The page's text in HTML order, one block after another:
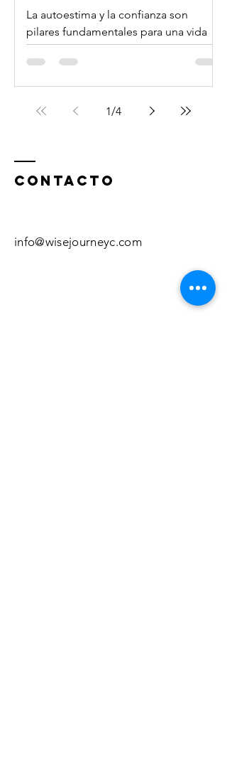
La autoestima y la confianza son
pilares fundamentales para una vida
plena. En este artículo exploraremos
cómo trabajar en tu...
1/4
ContactO
info@wisejourneyc.com